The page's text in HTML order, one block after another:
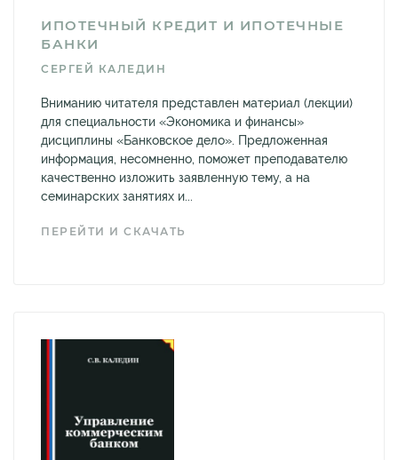
ИПОТЕЧНЫЙ КРЕДИТ И ИПОТЕЧНЫЕ
БАНКИ
СЕРГЕЙ КАЛЕДИН
Вниманию читателя представлен материал (лекции)
для специальности «Экономика и финансы»
дисциплины «Банковское дело». Предложенная
информация, несомненно, поможет преподавателю
качественно изложить заявленную тему, а на
семинарских занятиях и...
ПЕРЕЙТИ И СКАЧАТЬ